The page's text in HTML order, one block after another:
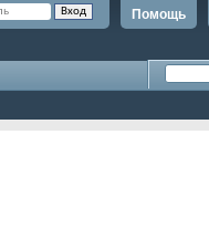
Помощь